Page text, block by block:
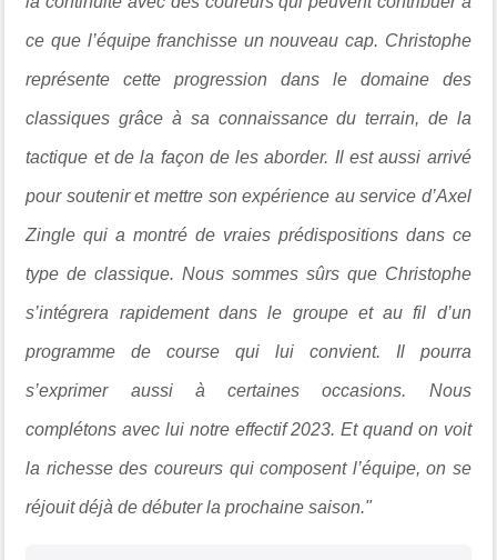
ce que l’équipe franchisse un nouveau cap. Christophe
représente cette progression dans le domaine des
classiques grâce à sa connaissance du terrain, de la
tactique et de la façon de les aborder. Il est aussi arrivé
pour soutenir et mettre son expérience au service d’Axel
Zingle qui a montré de vraies prédispositions dans ce
type de classique. Nous sommes sûrs que Christophe
s’intégrera rapidement dans le groupe et au fil d’un
programme de course qui lui convient. Il pourra
s’exprimer aussi à certaines occasions. Nous
complétons avec lui notre effectif 2023. Et quand on voit
la richesse des coureurs qui composent l’équipe, on se
réjouit déjà de débuter la prochaine saison."